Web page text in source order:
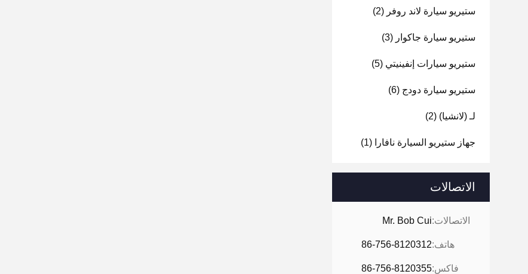
ستيريو سيارة لاند روفر (2)
ستيريو سيارة جاكوار (3)
ستيريو سيارات إنفينيتي (5)
ستيريو سيارة دودج (6)
لـ (لانشيا) (2)
جهاز ستيريو السيارة نافارا (1)
الاتصالات
الاتصالات:Mr. Bob Cui
هاتف:86-756-8120312
فاكس:86-756-8120355